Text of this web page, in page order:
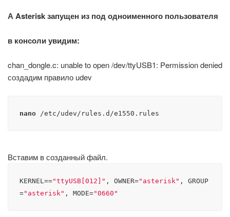
А Asterisk запущен из под одноименного пользователя
в консоли увидим:
chan_dongle.c: unable to open /dev/ttyUSB1: Permission denied
создадим правило udev
nano
Вставим в созданный файл.
KERNEL=="ttyUSB[012]" , OWNER="asterisk" , GROUP
="asterisk" , MODE="0660"